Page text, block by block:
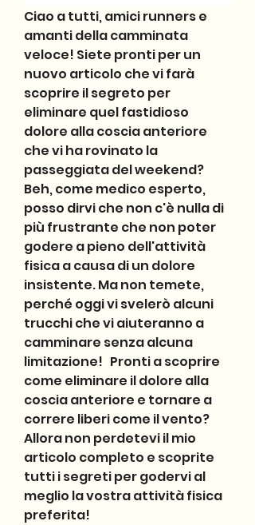
Ciao a tutti, amici runners e
amanti della camminata
veloce! Siete pronti per un
nuovo articolo che vi farà
scoprire il segreto per
eliminare quel fastidioso
dolore alla coscia anteriore
che vi ha rovinato la
passeggiata del weekend?
Beh, come medico esperto,
posso dirvi che non c'è nulla di
più frustrante che non poter
godere a pieno dell'attività
fisica a causa di un dolore
insistente. Ma non temete,
perché oggi vi svelerò alcuni
trucchi che vi aiuteranno a
camminare senza alcuna
limitazione!   Pronti a scoprire
come eliminare il dolore alla
coscia anteriore e tornare a
correre liberi come il vento?
Allora non perdetevi il mio
articolo completo e scoprite
tutti i segreti per godervi al
meglio la vostra attività fisica
preferita!